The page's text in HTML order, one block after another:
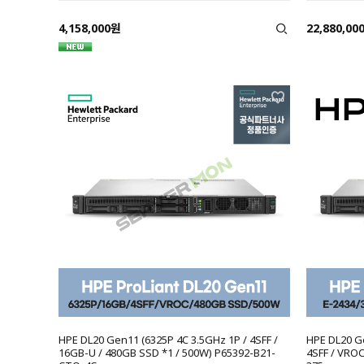
4,158,000원
HPE DL20 Gen11 (6325P 4C 3.5GHz 1P / 4SFF /
16GB-U / 480GB SSD *1 / 500W) P65392-B21-
HPE DL20
4SFF /